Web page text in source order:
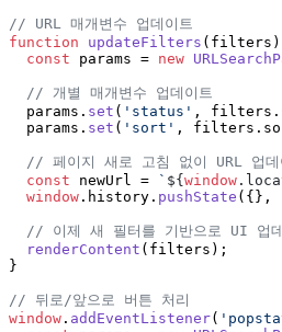
// URL 매개변수 업데이트
function
updateFilters ( filters
const params = new
// 개별 매개변수 업데이트
  params.
set ( 'status' , filters.
  params.
set ( 'sort' , filters.
// 페이지 새로 고침 없이 URL 업데
const newUrl = ` ${ window
window . history . pushState ({},
// 이제 새 필터를 기반으로 UI 업
renderContent (filters);
}
// 뒤로/앞으로 버튼 처리
window . addEventListener(